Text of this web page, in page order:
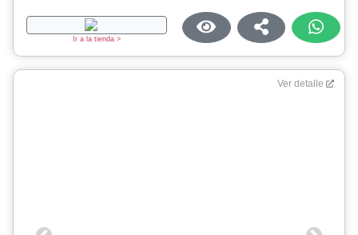
Ir a la tienda >
Ver detalle